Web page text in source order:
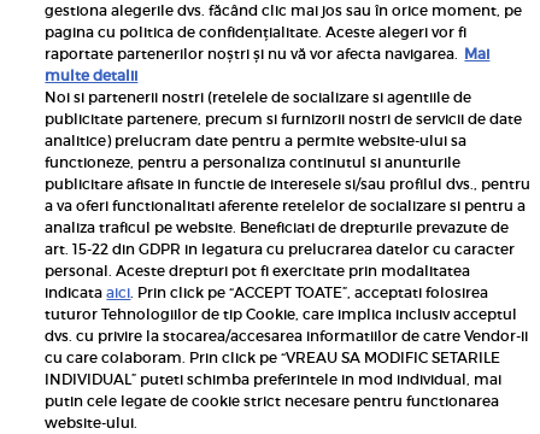
Inscrie-te la newsletterul UNICA
Pariază responsabil! Decizia ONJN nr. 821/25.09.2025.
Jocurile de noroc sunt interzise minorilor.
Links
Calculator sarcina
gestiona alegerile dvs. făcând clic mai jos sau în orice moment, pe
pagina cu politica de confidențialitate. Aceste alegeri vor fi
raportate partenerilor noștri și nu vă vor afecta navigarea. Mai
multe detalii
Noi si partenerii nostri (retelele de socializare si agentiile de
publicitate partenere, precum si furnizorii nostri de servicii de date
analitice) prelucram date pentru a permite website-ului sa
functioneze, pentru a personaliza continutul si anunturile
publicitare afisate in functie de interesele si/sau profilul dvs., pentru
a va oferi functionalitati aferente retelelor de socializare si pentru a
analiza traficul pe website. Beneficiati de drepturile prevazute de
art. 15-22 din GDPR in legatura cu prelucrarea datelor cu caracter
personal. Aceste drepturi pot fi exercitate prin modalitatea
indicataaici. Prin click pe “ACCEPT TOATE”, acceptati folosirea
tuturor Tehnologiilor de tip Cookie, care implica inclusiv acceptul
dvs. cu privire la stocarea/accesarea informatiilor de catre Vendor-ii
cu care colaboram. Prin click pe “VREAU SA MODIFIC SETARILE
INDIVIDUAL” puteti schimba preferintele in mod individual, mai
putin cele legate de cookie strict necesare pentru functionarea
website-ului.